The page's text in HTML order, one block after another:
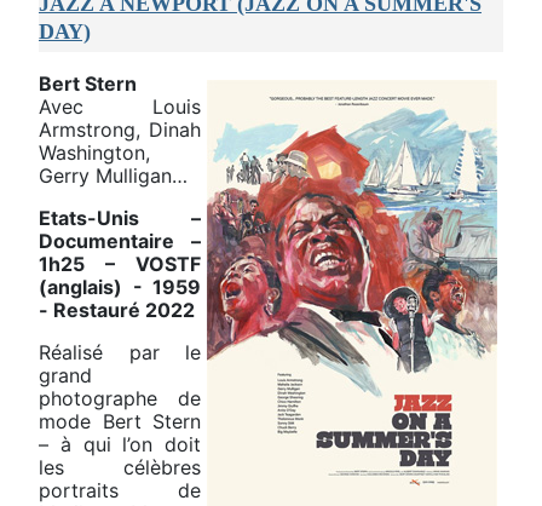
DAY)
Bert Stern
Avec Louis
Armstrong, Dinah
Washington,
Gerry Mulligan…
Etats-Unis –
Documentaire –
1h25 – VOSTF
(anglais) - 1959
- Restauré 2022
Réalisé par le
grand
photographe de
mode Bert Stern
– à qui l’on doit
les célèbres
portraits de